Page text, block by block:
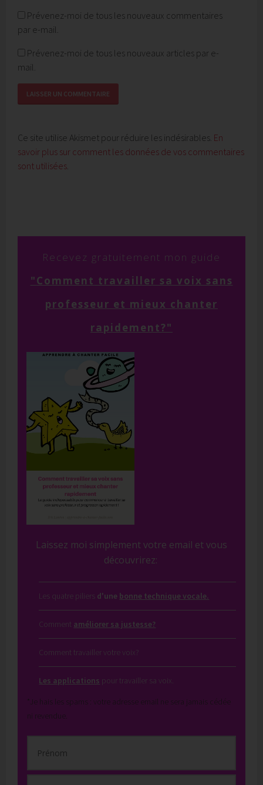
Prévenez-moi de tous les nouveaux commentaires
par e-mail.
Prévenez-moi de tous les nouveaux articles par e-
mail.
Ce site utilise Akismet pour réduire les indésirables. En
savoir plus sur comment les données de vos commentaires
sont utilisées.
Recevez gratuitement mon guide
"Comment travailler sa voix sans
professeur et mieux chanter
rapidement?"
Laissez moi simplement votre email et vous
découvrirez:
Les quatre piliers d'une bonne technique vocale.
Comment améliorer sa justesse?
Comment travailler votre voix?
Les applications pour travailler sa voix.
*Je hais les spams : votre adresse email ne sera jamais cédée
ni revendue.